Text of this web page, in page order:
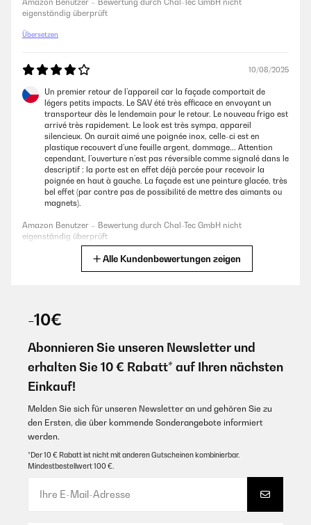
weniger gewünschten Aufstellplatz. Preisleistung: Hübsch / schöner
teils.
eigenständig überprüft
13/09/2022
Optisch ein Highlight in der Kaffeeküche, technisch einwandfrei.Kam
sehr gut und sicher verpackt und kühlt auch auf niedrigster Stufe
(Energiesparen!) ausreichen.
Amazon Benutzer – Bewertung durch Chal-Tec GmbH nicht
eigenständig überprüft
Amazon Benutzer – Bewertung durch Chal-Tec GmbH nicht
eigenständig überprüft
Übersetzen
10/08/2025
Un premier retour de l’appareil car la façade comportait de
légers petits impacts. Le SAV été très efficace en envoyant un
transporteur dès le lendemain pour le retour. Le nouveau frigo est
arrivé très rapidement. Le look est très sympa, appareil
silencieux. On aurait aimé une poignée inox, celle-ci est en
plastique recouvert d’une feuille argent, dommage... Attention
cependant, l’ouverture n’est pas réversible comme signalé dans le
descriptif : la porte est en effet déjà percée pour recevoir la
poignée en haut à gauche. La façade est une peinture glacée, très
bel effet (par contre pas de possibilité de mettre des aimants ou
magnets).
Amazon Benutzer – Bewertung durch Chal-Tec GmbH nicht
eigenständig überprüft
Très beau produit qui correspond à ce que je souhaitais.
Amazon Benutzer – Bewertung durch Chal-Tec GmbH nicht
19/07/2023
Such a good size fridge. It can fit quite a lot of food and drink
Amazon Benutzer – Bewertung durch Chal-Tec GmbH nicht
Alle Kundenbewertungen zeigen
-10€
Abonnieren Sie unseren Newsletter und
erhalten Sie 10 € Rabatt* auf Ihren nächsten
Einkauf!
Melden Sie sich für unseren Newsletter an und gehören Sie zu
den Ersten, die über kommende Sonderangebote informiert
werden.
*Der 10 € Rabatt ist nicht mit anderen Gutscheinen kombinierbar.
Mindestbestellwert 100 €.